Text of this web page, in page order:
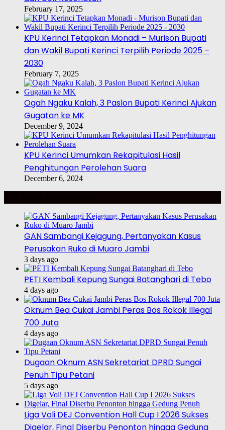
February 17, 2025
KPU Kerinci Tetapkan Monadi – Murison Bupati
dan Wakil Bupati Kerinci Terpilih Periode 2025 –
2030
February 7, 2025
Ogah Ngaku Kalah, 3 Paslon Bupati Kerinci Ajukan
Gugatan ke MK
December 9, 2024
KPU Kerinci Umumkan Rekapitulasi Hasil
Penghitungan Perolehan Suara
December 6, 2024
GAN Sambangi Kejagung, Pertanyakan Kasus
Perusakan Ruko di Muaro Jambi
3 days ago
PETI Kembali Kepung Sungai Batanghari di Tebo
4 days ago
Oknum Bea Cukai Jambi Peras Bos Rokok Illegal
700 Juta
4 days ago
Dugaan Oknum ASN Sekretariat DPRD Sungai
Penuh Tipu Petani
5 days ago
Liga Voli DEJ Convention Hall Cup I 2026 Sukses
Digelar, Final Diserbu Penonton hingga Gedung